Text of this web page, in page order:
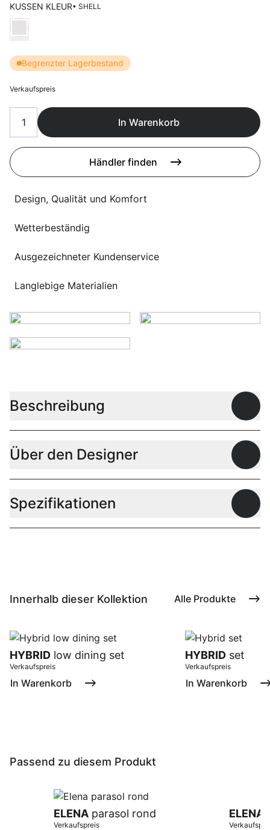
Sprachwahl
KUSSEN KLEUR• SHELL
Begrenzter Lagerbestand
Verkaufspreis
In Warenkorb
Händler finden
Design, Qualität und Komfort
Wetterbeständig
Ausgezeichneter Kundenservice
Langlebige Materialien
Beschreibung
Über den Designer
Spezifikationen
Innerhalb dieser Kollektion Alle Produkte
HYBRID low dining set
Verkaufspreis
In Warenkorb
HYBRIDset
Verkaufspreis
In Warenkorb
Passend zu diesem Produkt
ELENAparasol rond
Verkaufspreis
ELENA